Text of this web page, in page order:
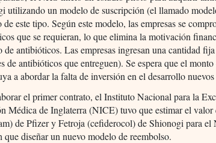
utilizando un modelo de suscripción (el llamado
de este tipo. Según este modelo, las empresas se
que se requieran, lo que elimina la motivación
de antibióticos. Las empresas ingresan una cantidad
de antibióticos que entreguen). Se espera que el
a abordar la falta de inversión en el desarrollo
el primer contrato, el Instituto Nacional para la
Médica de Inglaterra (NICE) tuvo que estimar el
de Pfizer y Fetroja (cefiderocol) de Shionogi para el
que diseñar un nuevo modelo de reembolso.